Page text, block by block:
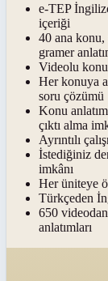
e-TEP
içeriği
40 ana konu,
gramer
Videolu konu
Her konuya
soru çözümü
Konu
çıktı alma
Ayrıntılı
İstediğiniz
imkânı
Her üniteye
Türkçeden
650 videodan
anlatımları